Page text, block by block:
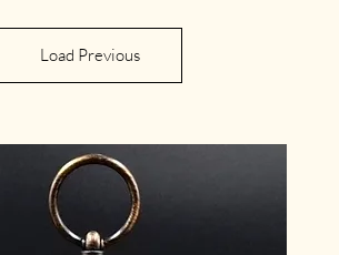
Load Previous